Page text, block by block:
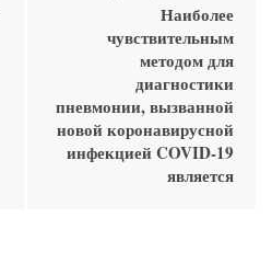
Наиболее
чувствительным
методом для
диагностики
пневмонии, вызванной
новой коронавирусной
инфекцией COVID-19
является